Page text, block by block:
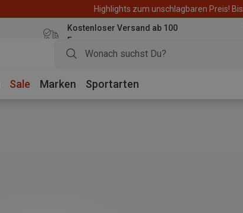
Highlights zum unschlagbaren Preis!
Kostenloser Versand ab 100
Euro
Sale Marken Sportarten